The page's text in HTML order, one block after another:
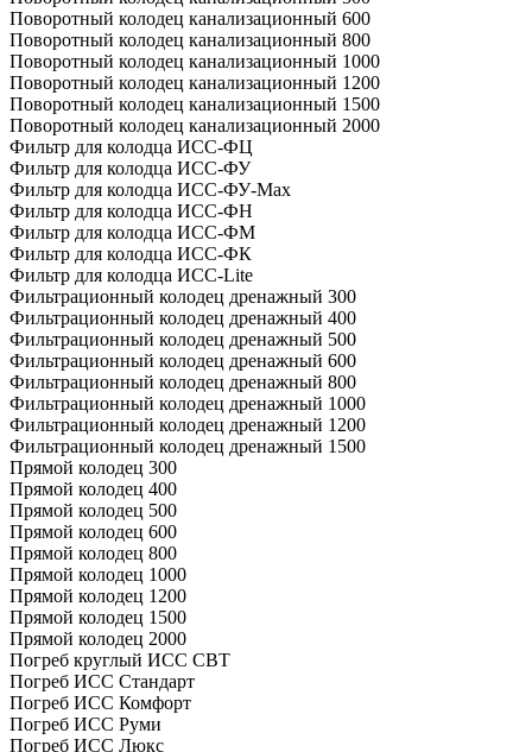
Поворотный колодец канализационный 600
Поворотный колодец канализационный 800
Поворотный колодец канализационный 1000
Поворотный колодец канализационный 1200
Поворотный колодец канализационный 1500
Поворотный колодец канализационный 2000
Фильтр для колодца ИСС-ФЦ
Фильтр для колодца ИСС-ФУ
Фильтр для колодца ИСС-ФУ-Мах
Фильтр для колодца ИСС-ФН
Фильтр для колодца ИСС-ФМ
Фильтр для колодца ИСС-ФК
Фильтр для колодца ИСС-Lite
Фильтрационный колодец дренажный 300
Фильтрационный колодец дренажный 400
Фильтрационный колодец дренажный 500
Фильтрационный колодец дренажный 600
Фильтрационный колодец дренажный 800
Фильтрационный колодец дренажный 1000
Фильтрационный колодец дренажный 1200
Фильтрационный колодец дренажный 1500
Прямой колодец 300
Прямой колодец 400
Прямой колодец 500
Прямой колодец 600
Прямой колодец 800
Прямой колодец 1000
Прямой колодец 1200
Прямой колодец 1500
Прямой колодец 2000
Погреб круглый ИСС СВТ
Погреб ИСС Стандарт
Погреб ИСС Комфорт
Погреб ИСС Руми
Погреб ИСС Люкс